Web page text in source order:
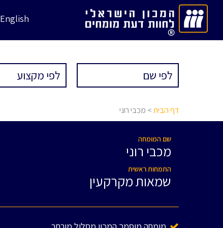
English
דף הבית> מכבי רוני
שם המומחה
מכבי רוני
התמחות ראשית
שמאות מקרקעין